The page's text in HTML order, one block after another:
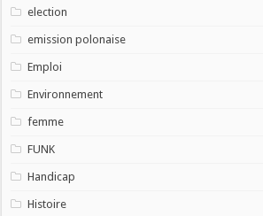
election
emission polonaise
Emploi
Environnement
femme
FUNK
Handicap
Histoire